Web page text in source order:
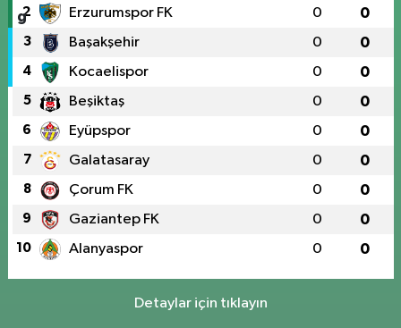
2 Erzurumspor FK 0 0
3 Başakşehir 0 0
4 Kocaelispor 0 0
5 Beşiktaş 0 0
6 Eyüpspor 0 0
7 Galatasaray 0 0
8 Çorum FK 0 0
9 Gaziantep FK 0 0
10 Alanyaspor 0 0
Detaylar için tıklayın